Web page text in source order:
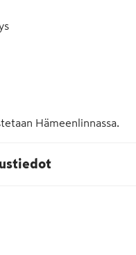
Hämeenlinnassa.